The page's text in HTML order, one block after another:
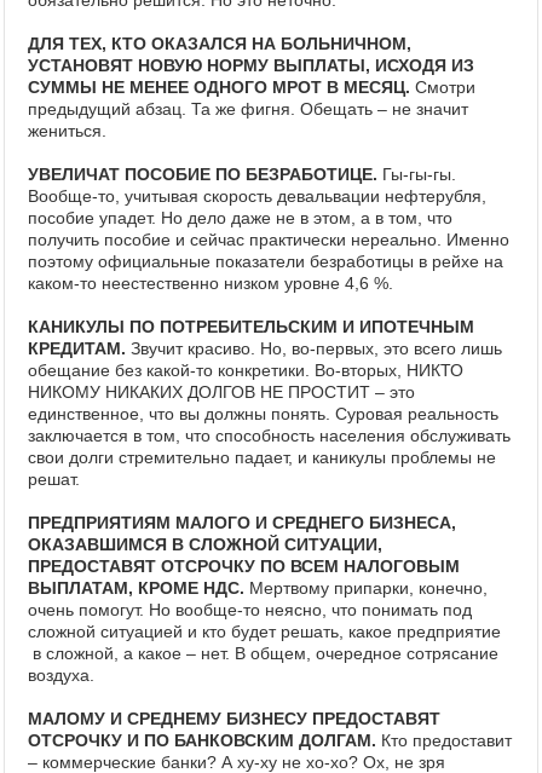
ДЛЯ ТЕХ, КТО ОКАЗАЛСЯ НА БОЛЬНИЧНОМ,
УСТАНОВЯТ НОВУЮ НОРМУ ВЫПЛАТЫ, ИСХОДЯ ИЗ
СУММЫ НЕ МЕНЕЕ ОДНОГО МРОТ В МЕСЯЦ. Смотри
предыдущий абзац. Та же фигня. Обещать – не значит
жениться.
УВЕЛИЧАТ ПОСОБИЕ ПО БЕЗРАБОТИЦЕ. Гы-гы-гы.
Вообще-то, учитывая скорость девальвации нефтерубля,
пособие упадет. Но дело даже не в этом, а в том, что
получить пособие и сейчас практически нереально. Именно
поэтому официальные показатели безработицы в рейхе на
каком-то неестественно низком уровне 4,6 %.
КАНИКУЛЫ ПО ПОТРЕБИТЕЛЬСКИМ И ИПОТЕЧНЫМ
КРЕДИТАМ. Звучит красиво. Но, во-первых, это всего лишь
обещание без какой-то конкретики. Во-вторых, НИКТО
НИКОМУ НИКАКИХ ДОЛГОВ НЕ ПРОСТИТ – это
единственное, что вы должны понять. Суровая реальность
заключается в том, что способность населения обслуживать
свои долги стремительно падает, и каникулы проблемы не
решат.
ПРЕДПРИЯТИЯМ МАЛОГО И СРЕДНЕГО БИЗНЕСА,
ОКАЗАВШИМСЯ В СЛОЖНОЙ СИТУАЦИИ,
ПРЕДОСТАВЯТ ОТСРОЧКУ ПО ВСЕМ НАЛОГОВЫМ
ВЫПЛАТАМ, КРОМЕ НДС. Мертвому припарки, конечно,
очень помогут. Но вообще-то неясно, что понимать под
сложной ситуацией и кто будет решать, какое предприятие
в сложной, а какое – нет. В общем, очередное сотрясание
воздуха.
МАЛОМУ И СРЕДНЕМУ БИЗНЕСУ ПРЕДОСТАВЯТ
ОТСРОЧКУ И ПО БАНКОВСКИМ ДОЛГАМ. Кто предоставит
– коммерческие банки? А ху-ху не хо-хо? Ох, не зря